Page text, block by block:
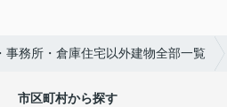
事務所・倉庫住宅以外建物全部一覧
市区町村から探す